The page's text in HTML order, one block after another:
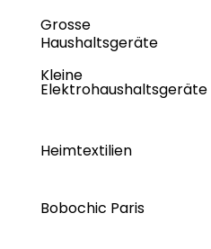
Grosse
Haushaltsgeräte
Kleine
Elektrohaushaltsgeräte
Heimtextilien
Bobochic Paris